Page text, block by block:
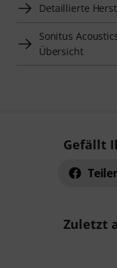
Detaillierte
Sonitus
Übersicht
Gefällt
Zuletzt